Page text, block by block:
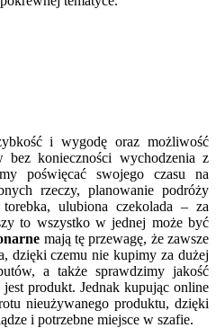
i wygodę oraz możliwość
bez konieczności wychodzenia z
poświęcać swojego czasu na
rzeczy, planowanie podróży
ulubiona czekolada – za
to wszystko w jednej może być
mają tę przewagę, że zawsze
dzięki czemu nie kupimy za dużej
a także sprawdzimy jakość
produkt. Jednak kupując online
nieużywanego produktu, dzięki
i potrzebne miejsce w szafie.